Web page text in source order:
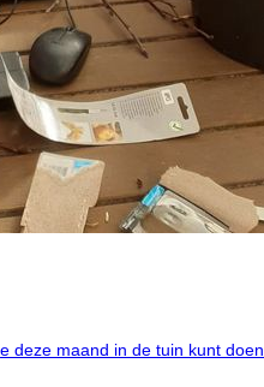
deze maand in de tuin kunt doen.